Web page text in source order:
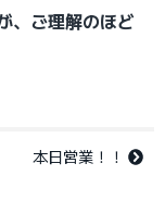
、ご理解のほど
本日営業！！